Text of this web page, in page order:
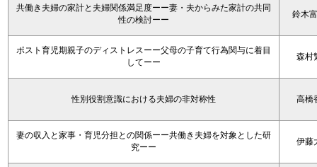
共働き夫婦の家計と夫婦関係満足度ーー妻・夫からみた家計の共同
性の検討ーー
鈴木
ポスト育児期親子のディストレスーー父母の子育て行為関与に着目
してーー
森村
性別役割意識における夫婦の非対称性 高橋
妻の収入と家事・育児分担との関係ーー共働き夫婦を対象とした研
究ーー
伊藤